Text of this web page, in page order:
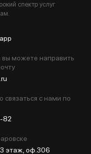
спектр услуг
можете направить
с нами по
82
этаж, оф.306